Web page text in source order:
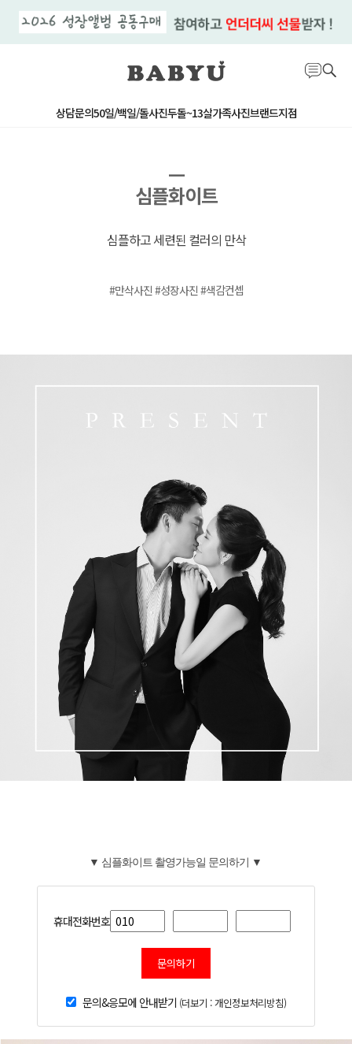
상담문의50일/백일/돌사진두돌~13살가족사진브랜드지점
ㅡ
심플화이트
심플하고 세련된 컬러의 만삭
#만삭사진 #성장사진 #색감컨셉
▼ 심플화이트 촬영가능일 문의하기 ▼
휴대전화번호
문의하기
문의&응모에 안내받기 (더보기 : 개인정보처리방침)